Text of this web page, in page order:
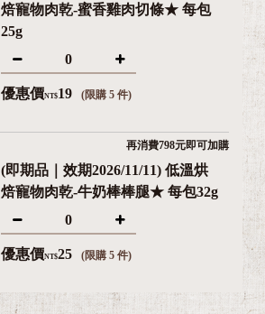
焙寵物肉乾-蜜香雞肉切條★ 每包
25g
優惠價NT$19 (限購 5 件)
再消費798元即可加購
(即期品｜效期2026/11/11) 低溫烘
焙寵物肉乾-牛奶棒棒腿★ 每包32g
優惠價NT$25 (限購 5 件)